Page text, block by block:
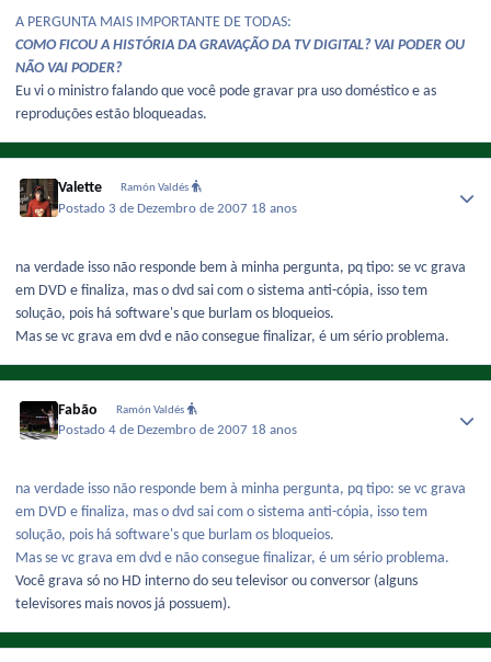
A PERGUNTA MAIS IMPORTANTE DE TODAS:
COMO FICOU A HISTÓRIA DA GRAVAÇÃO DA TV DIGITAL? VAI PODER OU
NÃO VAI PODER?
Eu vi o ministro falando que você pode gravar pra uso doméstico e as
reproduções estão bloqueadas.
Valette Ramón Valdés
Postado 3 de Dezembro de 2007 18 anos
na verdade isso não responde bem à minha pergunta, pq tipo: se vc grava
em DVD e finaliza, mas o dvd sai com o sistema anti-cópia, isso tem
solução, pois há software's que burlam os bloqueios.
Mas se vc grava em dvd e não consegue finalizar, é um sério problema.
Fabão Ramón Valdés
Postado4 de Dezembro de 2007 18 anos
na verdade isso não responde bem à minha pergunta, pq tipo: se vc grava
em DVD e finaliza, mas o dvd sai com o sistema anti-cópia, isso tem
solução, pois há software's que burlam os bloqueios.
Mas se vc grava em dvd e não consegue finalizar, é um sério problema.
Você grava só no HD interno do seu televisor ou conversor (alguns
televisores mais novos já possuem).